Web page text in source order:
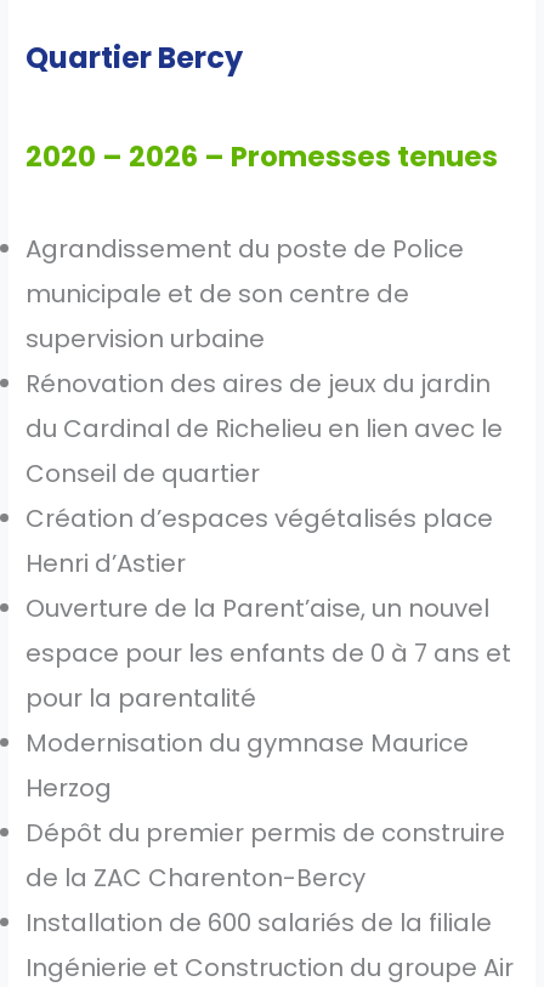
Quartier Bercy
2020 – 2026 – Promesses tenues
Agrandissement du poste de Police
municipale et de son centre de
supervision urbaine
Rénovation des aires de jeux du jardin
du Cardinal de Richelieu en lien avec le
Conseil de quartier
Création d’espaces végétalisés place
Henri d’Astier
Ouverture de la Parent’aise, un nouvel
espace pour les enfants de 0 à 7 ans et
pour la parentalité
Modernisation du gymnase Maurice
Herzog
Dépôt du premier permis de construire
de la ZAC Charenton-Bercy
Installation de 600 salariés de la filiale
Ingénierie et Construction du groupe Air